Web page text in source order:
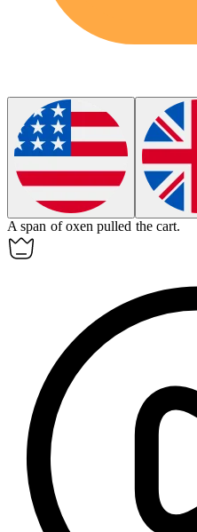
Aspan of oxen pulled the cart.